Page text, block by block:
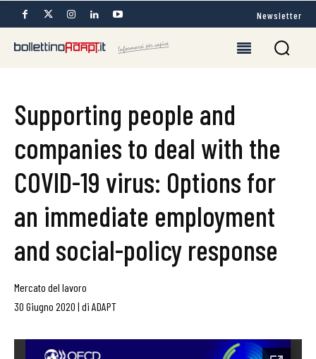
Newsletter
Supporting people and
companies to deal with the
COVID-19 virus: Options for
an immediate employment
and social-policy response
Mercato del lavoro
30 Giugno 2020 | di ADAPT